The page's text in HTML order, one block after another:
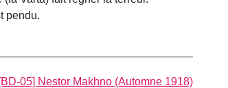
pendu.
[BD-05] Nestor Makhno (Automne 1918)